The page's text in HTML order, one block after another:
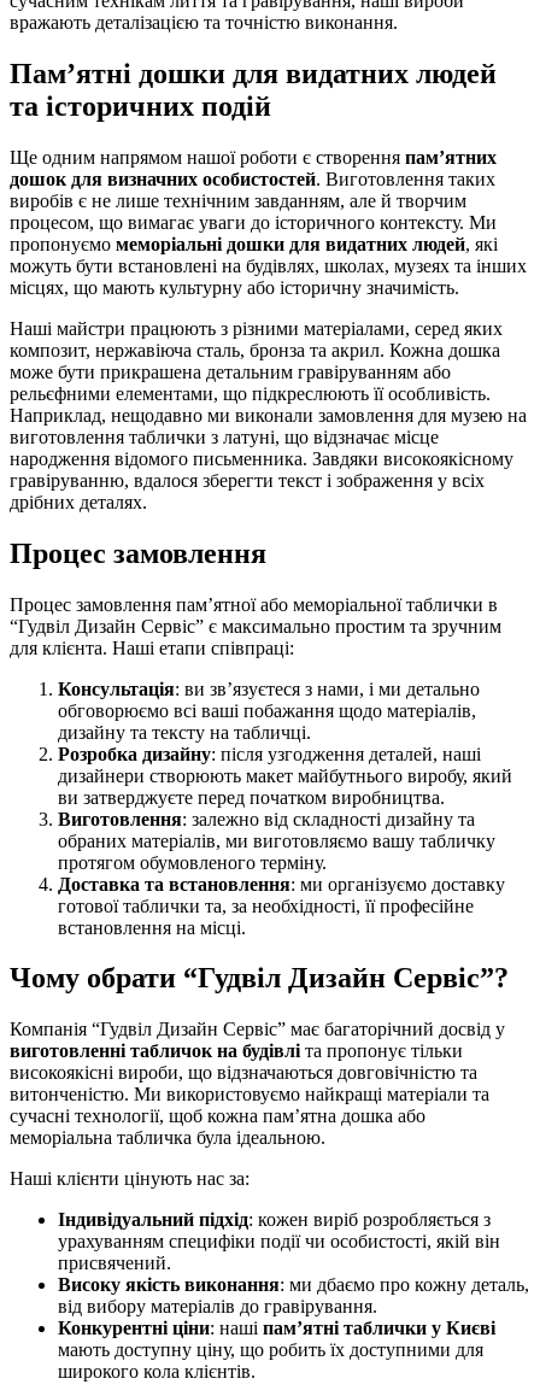
вражають деталізацією та точністю виконання.
Пам’ятні дошки для видатних людей
та історичних подій
Ще одним напрямом нашої роботи є створення пам’ятних
дошок для визначних особистостей. Виготовлення таких
виробів є не лише технічним завданням, але й творчим
процесом, що вимагає уваги до історичного контексту. Ми
пропонуємо меморіальні дошки для видатних людей, які
можуть бути встановлені на будівлях, школах, музеях та інших
місцях, що мають культурну або історичну значимість.
Наші майстри працюють з різними матеріалами, серед яких
композит, нержавіюча сталь, бронза та акрил. Кожна дошка
може бути прикрашена детальним гравіруванням або
рельєфними елементами, що підкреслюють її особливість.
Наприклад, нещодавно ми виконали замовлення для музею на
виготовлення таблички з латуні, що відзначає місце
народження відомого письменника. Завдяки високоякісному
гравіруванню, вдалося зберегти текст і зображення у всіх
дрібних деталях.
Процес замовлення
Процес замовлення пам’ятної або меморіальної таблички в
“Гудвіл Дизайн Сервіс” є максимально простим та зручним
для клієнта. Наші етапи співпраці:
Консультація: ви зв’язуєтеся з нами, і ми детально
обговорюємо всі ваші побажання щодо матеріалів,
дизайну та тексту на табличці.
Розробка дизайну: після узгодження деталей, наші
дизайнери створюють макет майбутнього виробу, який
ви затверджуєте перед початком виробництва.
Виготовлення: залежно від складності дизайну та
обраних матеріалів, ми виготовляємо вашу табличку
протягом обумовленого терміну.
Доставка та встановлення: ми організуємо доставку
готової таблички та, за необхідності, її професійне
встановлення на місці.
Чому обрати “Гудвіл Дизайн Сервіс”?
Компанія “Гудвіл Дизайн Сервіс” має багаторічний досвід у
виготовленні табличок на будівлі та пропонує тільки
високоякісні вироби, що відзначаються довговічністю та
витонченістю. Ми використовуємо найкращі матеріали та
сучасні технології, щоб кожна пам’ятна дошка або
меморіальна табличка була ідеальною.
Наші клієнти цінують нас за:
Індивідуальний підхід: кожен виріб розробляється з
урахуванням специфіки події чи особистості, якій він
присвячений.
Високу якість виконання: ми дбаємо про кожну деталь,
від вибору матеріалів до гравірування.
Конкурентні ціни: наші пам’ятні таблички у Києві
мають доступну ціну, що робить їх доступними для
широкого кола клієнтів.